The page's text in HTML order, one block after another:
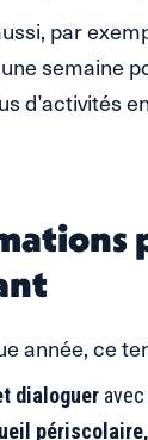
par
semaine
d’activités
année, ce
dialoguer
périscolaire,